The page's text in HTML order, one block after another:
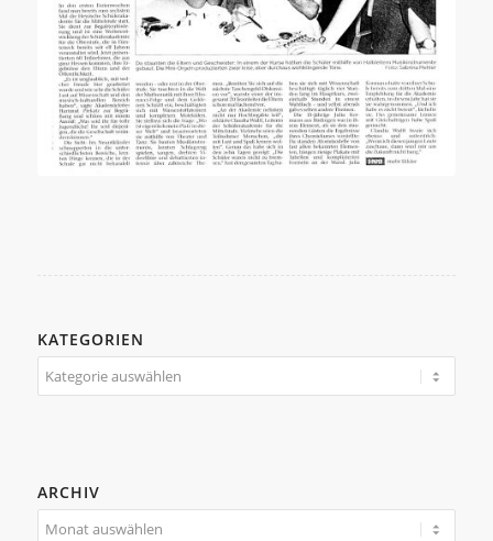
KATEGORIEN
Kategorien
ARCHIV